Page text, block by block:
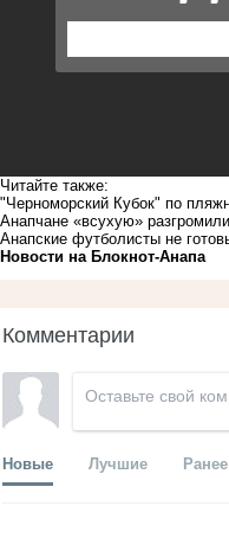
Читайте также:
"Черноморский Кубок" по
Анапчане «всухую»
Анапские футболисты не
Новости на Блoкнoт-Анапа
Комментарии
Новые Лучшие Ранее